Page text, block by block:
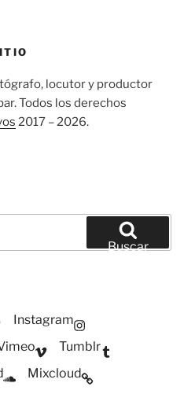
locutor y productor
Todos los derechos
2017 – 2026.
Buscar
Instagram
Tumblr
Mixcloud